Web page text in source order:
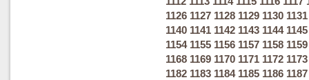
1126 1127 1128 1129 1130 1131
1140 1141 1142 1143 1144 1145
1154 1155 1156 1157 1158 1159
1168 1169 1170 1171 1172 1173
1182 1183 1184 1185 1186 1187